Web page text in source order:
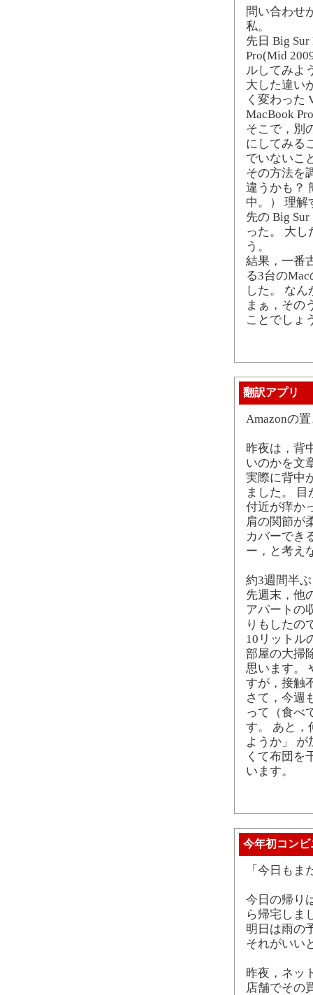
問い合わせ
私。
先日 Big
Pro(Mid
ルしてみよ
大した違い
く変わった
MacBook
そこで，別
にしてみる
でいないこ
その方法を
違うかも？
中。） 理解
先の Big
った。 大
う。
結果，一番
る3台の
した。 なん
まぁ，その
ことでしょ
翻訳アプリ
Amazonの
昨夜は，背
いのかを文
実際に背中
ました。
付近が痒か
肩の関節が
カバーでき
ー，と考え
約3週間半
先週末，他
アパートの
りもしたの
10リットル
部屋の大掃
思います。
すが，接触
さて，今週
って（食べ
す。 あと，
ようか」
くて布団を
います。
今年初コンビ
「今日も
今日の帰り
ら帰宅しま
明日は雨の
それがいい
昨夜，ネッ
店舗でその